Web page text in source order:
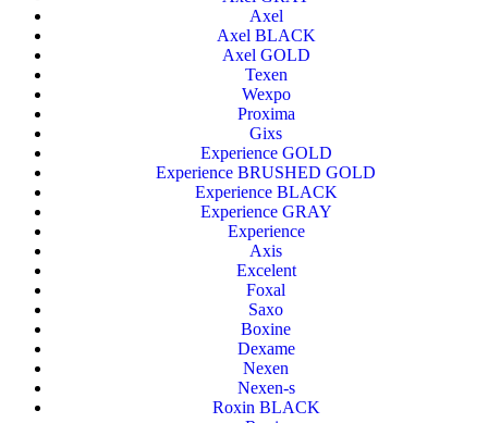
Axel
Axel BLACK
Axel GOLD
Texen
Wexpo
Proxima
Gixs
Experience GOLD
Experience BRUSHED GOLD
Experience BLACK
Experience GRAY
Experience
Axis
Excelent
Foxal
Saxo
Boxine
Dexame
Nexen
Nexen-s
Roxin BLACK